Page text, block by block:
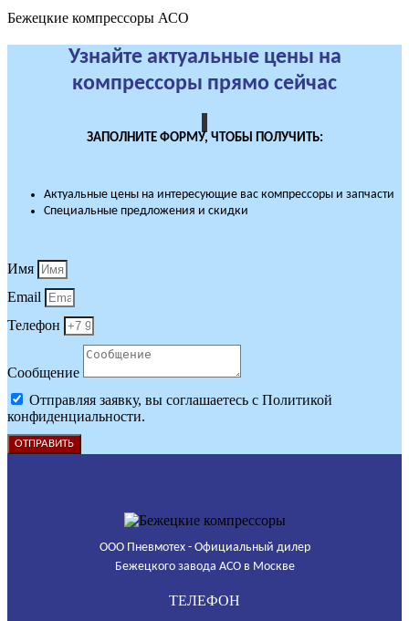
Бежецкие компрессоры АСО
Узнайте актуальные цены на
компрессоры прямо сейчас
ЗАПОЛНИТЕ ФОРМУ, ЧТОБЫ ПОЛУЧИТЬ:
Актуальные цены на интересующие вас компрессоры и запчасти
Специальные предложения и скидки
Имя
Email
Телефон
Сообщение
Отправляя заявку, вы соглашаетесь с Политикой
конфиденциальности.
ОТПРАВИТЬ
ООО Пневмотех - Официальный дилер
Бежецкого завода АСО в Москве
ТЕЛЕФОН